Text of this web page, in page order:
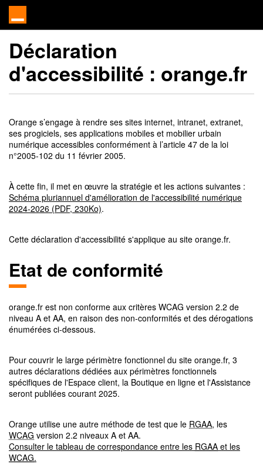
Déclaration
d'accessibilité : orange.fr
Orange s’engage à rendre ses sites internet, intranet, extranet,
ses progiciels, ses applications mobiles et mobilier urbain
numérique accessibles conformément à l’article 47 de la loi
n°2005-102 du 11 février 2005.
À cette fin, il met en œuvre la stratégie et les actions suivantes :
Schéma pluriannuel d'amélioration de l'accessibilité numérique
2024-2026 (PDF, 230Ko).
Cette déclaration d'accessibilité s'applique au site orange.fr.
Etat de conformité
orange.fr est non conforme aux critères WCAG version 2.2 de
niveau A et AA, en raison des non-conformités et des dérogations
énumérées ci-dessous.
Pour couvrir le large périmètre fonctionnel du site orange.fr, 3
autres déclarations dédiées aux périmètres fonctionnels
spécifiques de l'Espace client, la Boutique en ligne et l'Assistance
seront publiées courant 2025.
Orange utilise une autre méthode de test que le RGAA, les
WCAG version 2.2 niveaux A et AA.
Consulter le tableau de correspondance entre les RGAA et les
WCAG.